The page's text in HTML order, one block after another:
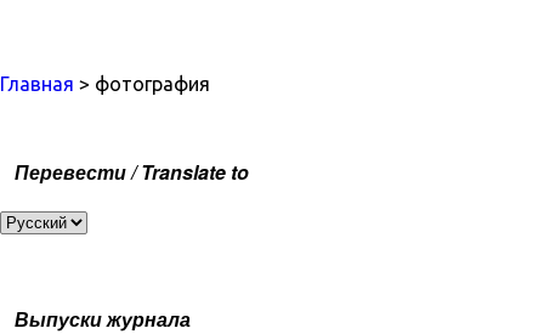
Главная > фотография
Перевести / Translate to
Выпуски журнала